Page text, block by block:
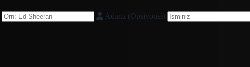
Adınız (Opsiyonel)